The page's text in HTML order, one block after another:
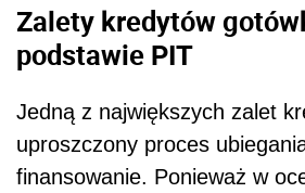
Zalety kredytów
podstawie PIT
Jedną z największych zalet
uproszczony proces
finansowanie. Ponieważ w